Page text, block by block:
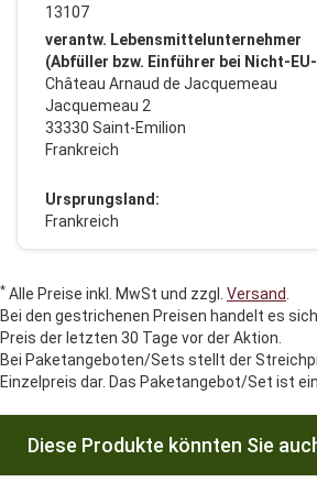
13107
verantw. Lebensmittelunternehmer
(Abfüller bzw. Einführer bei Nicht-
Château Arnaud de Jacquemeau
Jacquemeau 2
33330 Saint-Emilion
Frankreich
Ursprungsland:
Frankreich
* Alle Preise inkl. MwSt und zzgl. Versand
Bei den gestrichenen Preisen handelt es
Preis der letzten 30 Tage vor der Aktion.
Bei Paketangeboten/Sets stellt der
Einzelpreis dar. Das Paketangebot/Set ist
Diese Produkte könnten Sie